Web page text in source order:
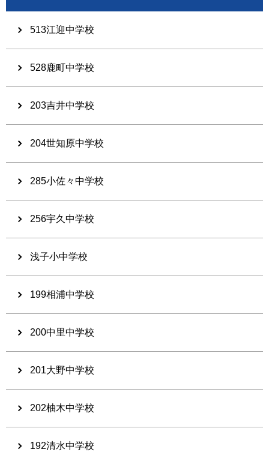
513江迎中学校
528鹿町中学校
203吉井中学校
204世知原中学校
285小佐々中学校
256宇久中学校
浅子小中学校
199相浦中学校
200中里中学校
201大野中学校
202柚木中学校
192清水中学校